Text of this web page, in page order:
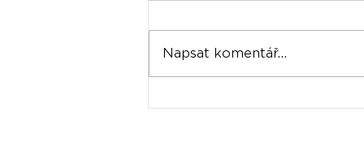
Napsat komentář...